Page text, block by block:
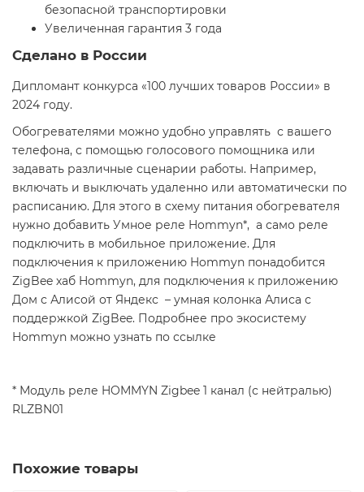
безопасной транспортировки
Увеличенная гарантия 3 года
Сделано в России
Дипломант конкурса «100 лучших товаров России» в
2024 году.
Обогревателями можно удобно управлять с вашего
телефона, с помощью голосового помощника или
задавать различные сценарии работы. Например,
включать и выключать удаленно или автоматически по
расписанию. Для этого в схему питания обогревателя
нужно добавить Умное реле Hommyn*, а само реле
подключить в мобильное приложение. Для
подключения к приложению Hommyn понадобится
ZigBee хаб Hommyn, для подключения к приложению
Дом с Алисой от Яндекс – умная колонка Алиса с
поддержкой ZigBee. Подробнее про экосистему
Hommyn можно узнать по ссылке
* Модуль реле HOMMYN Zigbee 1 канал (с нейтралью)
RLZBN01
Похожие товары